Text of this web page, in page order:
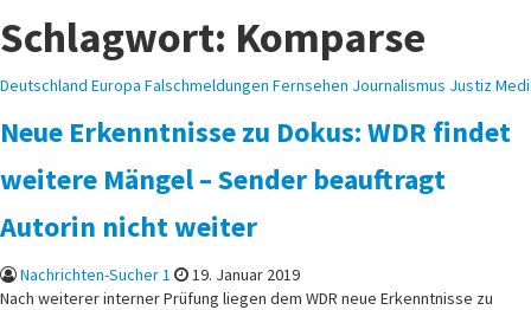
Schlagwort: Komparse
Posted
Deutschland Europa Falschmeldungen Fernsehen Journalismus Justiz
Neue Erkenntnisse zu Dokus: WDR findet
weitere Mängel – Sender beauftragt
Autorin nicht weiter
Nachrichten-Sucher 1
19. Januar 2019
Nach weiterer interner Prüfung liegen dem WDR neue Erkenntnisse zu